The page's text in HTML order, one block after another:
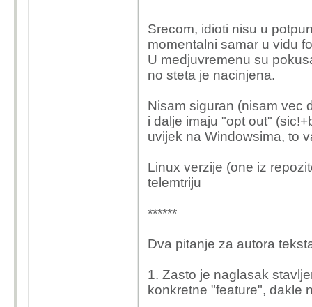
Srecom, idioti nisu u
momentalni samar u vidu
U medjuvremenu su
no steta je nacinjena.
Nisam siguran (nisam vec
i dalje imaju "opt out"
uvijek na Windowsima, to
Linux verzije (one iz
telemtriju
******
Dva pitanje za autora
1. Zasto je naglasak
konkretne "feature", dakle